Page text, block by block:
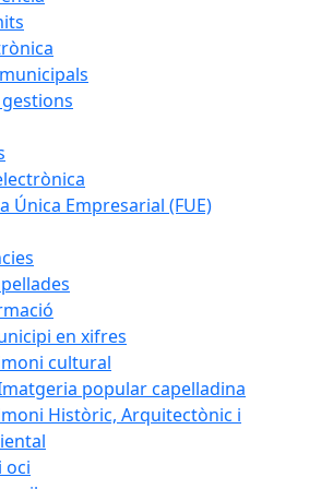
Única Empresarial (FUE)
en xifres
cultural
popular capelladina
Històric, Arquitectònic i
oci